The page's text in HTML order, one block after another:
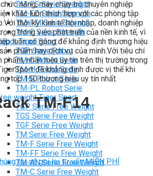
TM-FS Serie Strength
TM-FD Serie Strength
TM-FM Serie Strengh
TM-F Serie Strength
Tiger Sport
TGP Serie Robot
TM-C Robot Serie
TM-H Robot Serie
TM-G Robot Serie
TM-PL Robot Serie
weight Tiger Sport
TGP Serie Free Weight
TGS Serie Free Weight
TGF Serie Free Weight
TM Serie Free Weight
TM-F Serie Free Weight
TM-FF Serie Free Weight
TM-AN Serie Free Weight
TM-C Serie Free Weight
năng, máy chạy bộ chuyên nghiệp
khác luôn thích hợp với các phòng tập
thời kỳ kinh tế hội nhập, doanh nghiệp
trong việc phát triển của nền kinh tế, vì
luôn cố gắng để khẳng định thương hiệu
phẩm hay dịch vụ của mình.Với tiêu chí
phẩm, nhãn hiệu uy tín trên thị trường trong
đã khẳng định được vị thế khi
top 150 thương hiệu uy tín nhất.
TM-F14
tôi sẽ gọi lại tư vấn MIỄN PHÍ